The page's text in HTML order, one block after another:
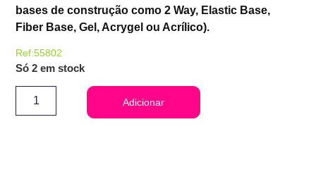
bases de construção como 2 Way, Elastic Base,
Fiber Base, Gel, Acrygel ou Acrílico).
Ref:55802
Só 2 em stock
Adicionar